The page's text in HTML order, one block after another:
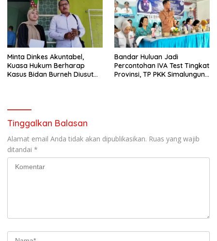
Minta Dinkes Akuntabel,
Kuasa Hukum Berharap
Kasus Bidan Burneh Diusut
Bandar Huluan Jadi
Percontohan IVA Test Tingkat
Provinsi, TP PKK Simalungun
Tinggalkan Balasan
Alamat email Anda tidak akan dipublikasikan. Ruas yang wajib
ditandai *